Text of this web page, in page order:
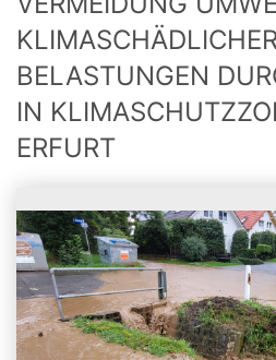
BELASTUNGEN
IN
ERFURT